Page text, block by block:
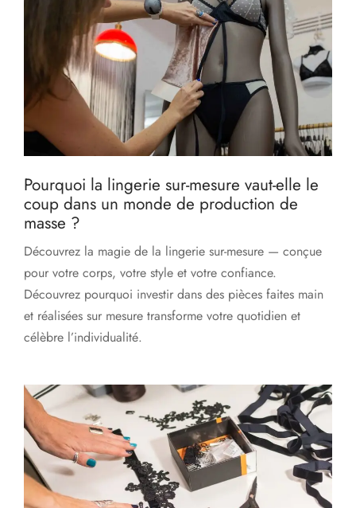
Pourquoi la lingerie sur-mesure vaut-elle le
coup dans un monde de production de
masse ?
Découvrez la magie de la lingerie sur-mesure — conçue
pour votre corps, votre style et votre confiance.
Découvrez pourquoi investir dans des pièces faites main
et réalisées sur mesure transforme votre quotidien et
célèbre l’individualité.